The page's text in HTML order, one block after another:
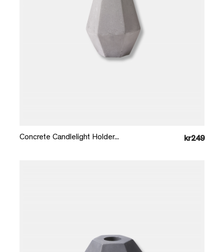
Concrete Candlelight Holder... kr249